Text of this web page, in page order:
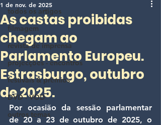
todos os artigos
filmagem
revista de imprensa
projecções - encontros
festivais & prêmios
DVD - VOD
outros temas
As castas proibidas
chegam ao
Parlamento Europeu.
Estrasburgo, outubro
de 2025.
1 de nov. de 2025
Por ocasião da sessão parlamentar
de 20 a 23 de outubro de 2025, o